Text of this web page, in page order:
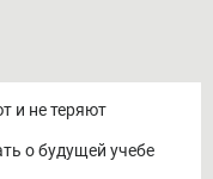
и не теряют
о будущей учебе